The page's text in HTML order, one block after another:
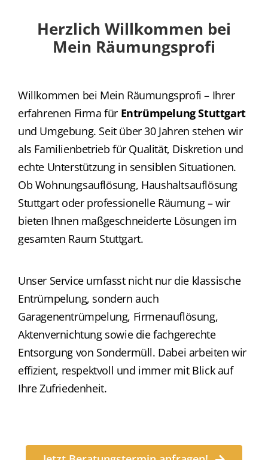
Herzlich Willkommen bei
Mein Räumungsprofi
Willkommen bei Mein Räumungsprofi – Ihrer
erfahrenen Firma für Entrümpelung Stuttgart
und Umgebung. Seit über 30 Jahren stehen wir
als Familienbetrieb für Qualität, Diskretion und
echte Unterstützung in sensiblen Situationen.
Ob Wohnungsauflösung, Haushaltsauflösung
Stuttgart oder professionelle Räumung – wir
bieten Ihnen maßgeschneiderte Lösungen im
gesamten Raum Stuttgart.
Unser Service umfasst nicht nur die klassische
Entrümpelung, sondern auch
Garagenentrümpelung, Firmenauflösung,
Aktenvernichtung sowie die fachgerechte
Entsorgung von Sondermüll. Dabei arbeiten wir
effizient, respektvoll und immer mit Blick auf
Ihre Zufriedenheit.